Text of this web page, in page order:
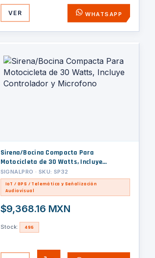
VER WHATSAPP
Sirena/Bocina Compacta Para
Motocicleta de 30 Watts, Incluye
Controlador y Microfono
SIGNALPRO · SKU: SP32
IoT / GPS / Telemática y Señalización
Audiovisual
$9,368.16 MXN
Stock: 496